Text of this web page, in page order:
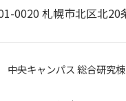
0020 札幌市北区北20
中央キャンパス 総合研究